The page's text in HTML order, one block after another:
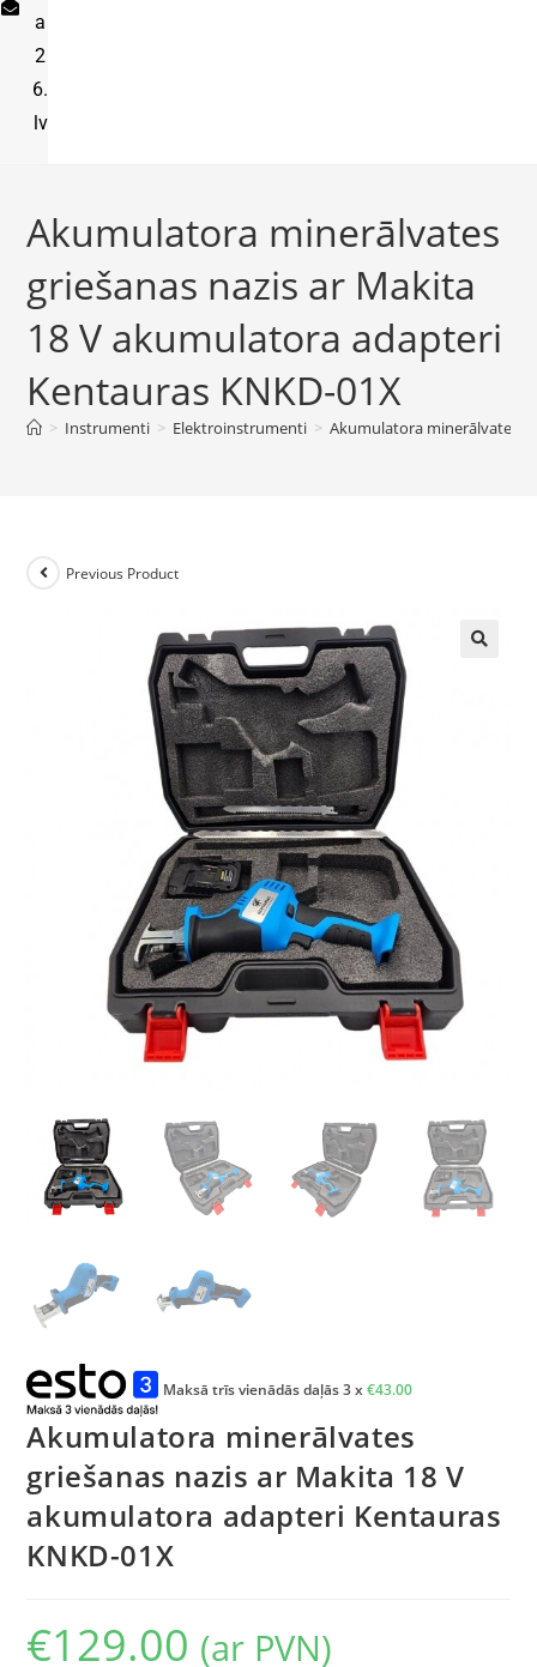
a
2
6.
lv
Akumulatora minerālvates
griešanas nazis ar Makita
18 V akumulatora adapteri
Kentauras KNKD-01X
> Instrumenti > Elektroinstrumenti > Akumulatora minerālvates
Previous Product
Maksā trīs vienādās daļās 3 x€43.00
Akumulatora minerālvates
griešanas nazis ar Makita 18 V
akumulatora adapteri Kentauras
KNKD-01X
€129.00 (ar PVN)